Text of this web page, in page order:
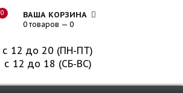
0 ВАША КОРЗИНА
0 товаров — 0
с 12 до 20 (ПН-ПТ)
с 12 до 18 (СБ-ВС)